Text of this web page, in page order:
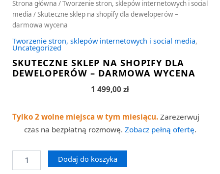
Strona główna /Tworzenie stron, sklepów internetowych i social
media / Skuteczne sklep na shopify dla deweloperów –
darmowa wycena
Tworzenie stron, sklepów internetowych i social media,
Uncategorized
SKUTECZNE SKLEP NA SHOPIFY DLA
DEWELOPERÓW – DARMOWA WYCENA
1 499,00 zł
Tylko 2 wolne miejsca w tym miesiącu. Zarezerwuj
czas na bezpłatną rozmowę. Zobacz pełną ofertę.
Dodaj do koszyka